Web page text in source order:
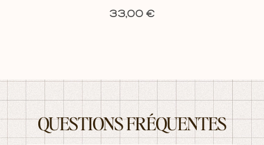
33,00 €
QUESTIONS FRÉQUENTES